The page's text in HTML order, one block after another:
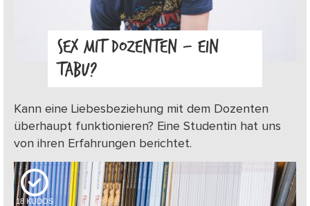
SEX MIT DOZENTEN – EIN
TABU?
Kann eine Liebesbeziehung mit dem Dozenten
überhaupt funktionieren? Eine Studentin hat uns
von ihren Erfahrungen berichtet.
18 KUDOS